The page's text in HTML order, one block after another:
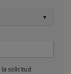
solicitud